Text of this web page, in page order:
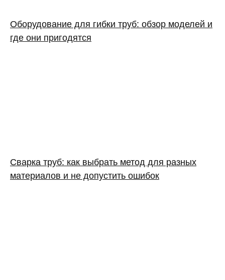
Оборудование для гибки труб: обзор моделей и
где они пригодятся
Сварка труб: как выбрать метод для разных
материалов и не допустить ошибок